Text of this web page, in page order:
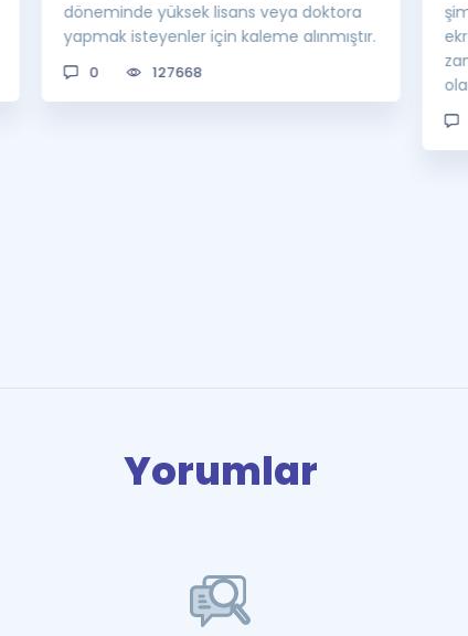
döneminde yüksek lisans veya doktora
yapmak isteyenler için kaleme alınmıştır.
0 127668
Yorumlar